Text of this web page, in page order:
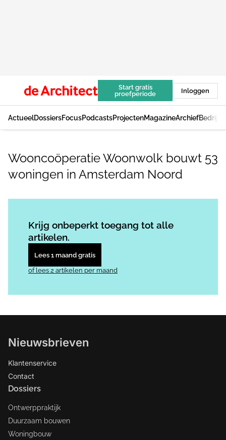
Start gratis
proefperiode
Inloggen
ActueelDossiersFocusPodcastsProjectenMagazineArchief
Wooncoöperatie Woonwolk bouwt 53
woningen in Amsterdam Noord
Krijg onbeperkt toegang tot alle
artikelen.
Lees 1 maand gratis
of lees 2 artikelen per maand
Nieuwsbrieven
Klantenservice
Contact
Dossiers
Ontwerppraktijk
Duurzaam bouwen
Woningbouw